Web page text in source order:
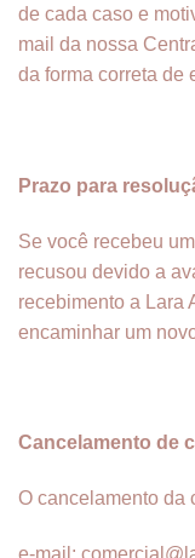
de cada caso e
mail da nossa
da forma correta de
Prazo para
Se você recebeu
recusou devido a
recebimento a Lara
encaminhar um
Cancelamento de
O cancelamento da
e-mail: